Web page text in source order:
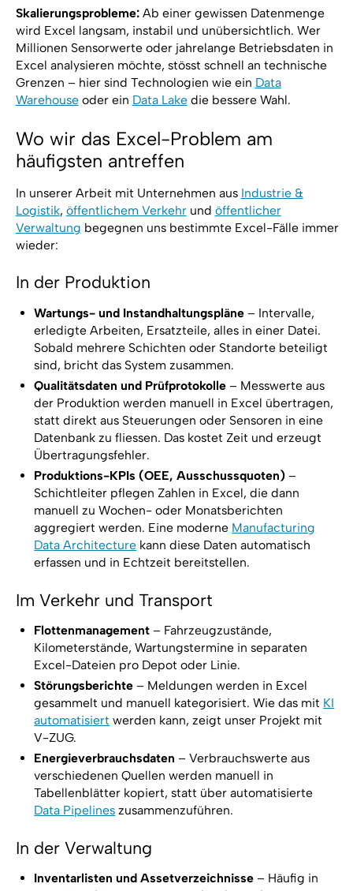
Skalierungsprobleme:Ab einer gewissen Datenmenge
wird Excel langsam, instabil und unübersichtlich. Wer
Millionen Sensorwerte oder jahrelange Betriebsdaten in
Excel analysieren möchte, stösst schnell an technische
Grenzen – hier sind Technologien wie ein Data
Warehouseoder ein Data Lakedie bessere Wahl.
Wo wir das Excel-Problem am
häufigsten antreffen
In unserer Arbeit mit Unternehmen aus Industrie &
Logistik, öffentlichem Verkehrund öffentlicher
Verwaltung begegnen uns bestimmte Excel-Fälle immer
wieder:
In der Produktion
Wartungs- und Instandhaltungspläne – Intervalle,
erledigte Arbeiten, Ersatzteile, alles in einer Datei.
Sobald mehrere Schichten oder Standorte beteiligt
sind, bricht das System zusammen.
Qualitätsdaten und Prüfprotokolle – Messwerte aus
der Produktion werden manuell in Excel übertragen,
statt direkt aus Steuerungen oder Sensoren in eine
Datenbank zu fliessen. Das kostet Zeit und erzeugt
Übertragungsfehler.
Produktions-KPIs (OEE, Ausschussquoten) –
Schichtleiter pflegen Zahlen in Excel, die dann
manuell zu Wochen- oder Monatsberichten
aggregiert werden. Eine moderne Manufacturing
Data Architecture kann diese Daten automatisch
erfassen und in Echtzeit bereitstellen.
Im Verkehr und Transport
Flottenmanagement – Fahrzeugzustände,
Kilometerstände, Wartungstermine in separaten
Excel-Dateien pro Depot oder Linie.
Störungsberichte – Meldungen werden in Excel
gesammelt und manuell kategorisiert. Wie das mit KI
automatisiert werden kann, zeigt unser Projekt mit
V-ZUG.
Energieverbrauchsdaten – Verbrauchswerte aus
verschiedenen Quellen werden manuell in
Tabellenblätter kopiert, statt über automatisierte
Data Pipelines zusammenzuführen.
In der Verwaltung
Inventarlisten und Assetverzeichnisse – Häufig in